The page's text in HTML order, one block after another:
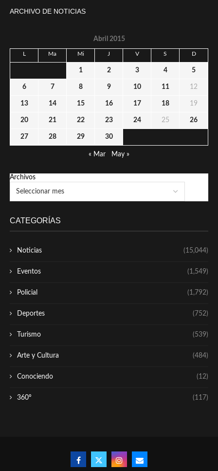
ARCHIVO DE NOTICIAS
Abril 2015
L Ma Mi J V S D
1 2 3 4 5
6 7 8 9 10 11 12
13 14 15 16 17 18 19
20 21 22 23 24 25 26
27 28 29 30
« Mar May »
Archivos
CATEGORÍAS
Noticias (15,044)
Eventos (1,549)
Policial (1,792)
Deportes (752)
Turismo (539)
Arte y Cultura (484)
Conociendo (12)
360º (117)